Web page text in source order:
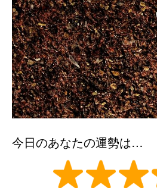
今日のあなたの運勢は…